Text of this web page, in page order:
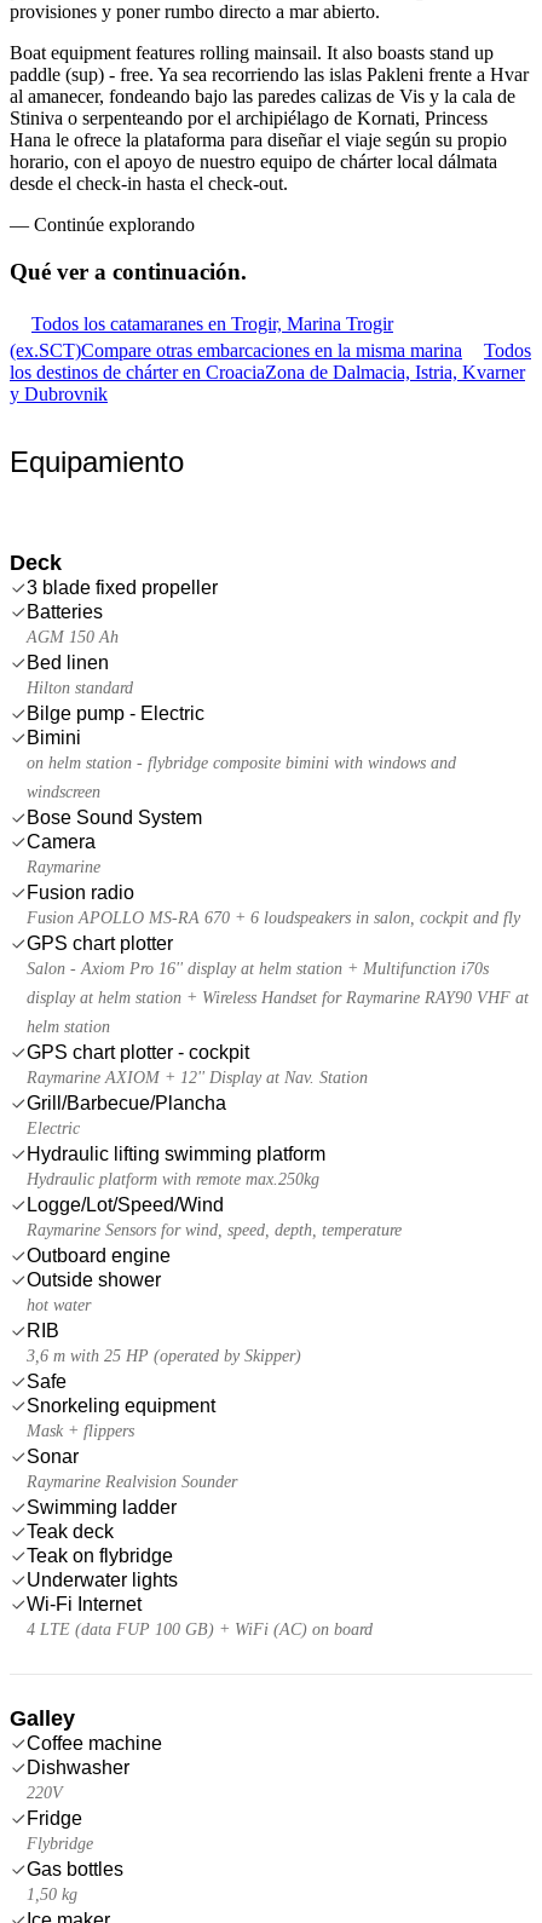
provisiones y poner rumbo directo a mar abierto.
Boat equipment features rolling mainsail. It also boasts stand up
paddle (sup) - free. Ya sea recorriendo las islas Pakleni frente a Hvar
al amanecer, fondeando bajo las paredes calizas de Vis y la cala de
Stiniva o serpenteando por el archipiélago de Kornati, Princess
Hana le ofrece la plataforma para diseñar el viaje según su propio
horario, con el apoyo de nuestro equipo de chárter local dálmata
desde el check-in hasta el check-out.
— Continúe explorando
Qué ver a continuación.
Todos los catamaranes en Trogir, Marina Trogir
(ex.SCT)Compare otras embarcaciones en la misma marina
Todos
los destinos de chárter en CroaciaZona de Dalmacia, Istria, Kvarner
y Dubrovnik
Equipamiento
Deck
3 blade fixed propeller
Batteries
AGM 150 Ah
Bed linen
Hilton standard
Bilge pump - Electric
Bimini
on helm station - flybridge composite bimini with windows and
windscreen
Bose Sound System
Camera
Raymarine
Fusion radio
Fusion APOLLO MS-RA 670 + 6 loudspeakers in salon, cockpit and fly
GPS chart plotter
Salon - Axiom Pro 16'' display at helm station + Multifunction i70s
display at helm station + Wireless Handset for Raymarine RAY90 VHF at
helm station
GPS chart plotter - cockpit
Raymarine AXIOM + 12'' Display at Nav. Station
Grill/Barbecue/Plancha
Electric
Hydraulic lifting swimming platform
Hydraulic platform with remote max.250kg
Logge/Lot/Speed/Wind
Raymarine Sensors for wind, speed, depth, temperature
Outboard engine
Outside shower
hot water
RIB
3,6 m with 25 HP (operated by Skipper)
Safe
Snorkeling equipment
Mask + flippers
Sonar
Raymarine Realvision Sounder
Swimming ladder
Teak deck
Teak on flybridge
Underwater lights
Wi-Fi Internet
4 LTE (data FUP 100 GB) + WiFi (AC) on board
Galley
Coffee machine
Dishwasher
220V
Fridge
Flybridge
Gas bottles
1,50 kg